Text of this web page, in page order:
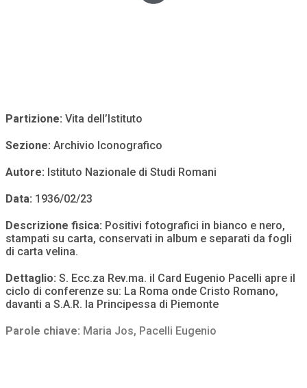
Partizione: Vita dell’Istituto
Sezione: Archivio Iconografico
Autore: Istituto Nazionale di Studi Romani
Data: 1936/02/23
Descrizione fisica: Positivi fotografici in bianco e nero,
stampati su carta, conservati in album e separati da fogli
di carta velina.
Dettaglio: S. Ecc.za Rev.ma. il Card Eugenio Pacelli apre il
ciclo di conferenze su: La Roma onde Cristo Romano,
davanti a S.A.R. la Principessa di Piemonte
Parole chiave: Maria Jos, Pacelli Eugenio